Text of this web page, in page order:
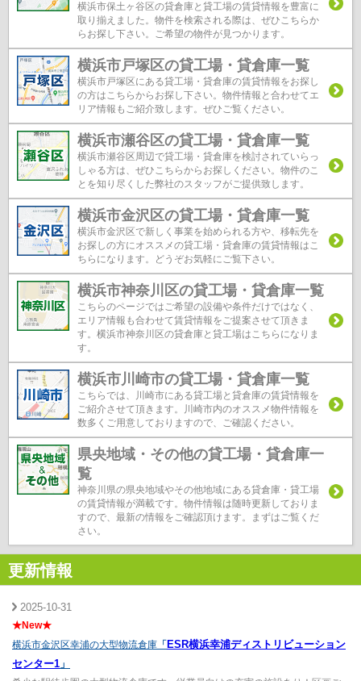
横浜市保土ヶ谷区の貸倉庫と貸工場の賃貸情報を豊富に
取り揃えました。物件を検索される際は、ぜひこちらか
らお探し下さい。ご希望の物件が見つかります。
横浜市戸塚区の貸工場・貸倉庫一覧
横浜市戸塚区にある貸工場・貸倉庫の賃貸情報をお探し
の方はこちらからお探し下さい。物件情報と合わせてエ
リア情報もご紹介致します。ぜひご覧ください。
横浜市瀬谷区の貸工場・貸倉庫一覧
横浜市瀬谷区周辺で貸工場・貸倉庫を検討されていらっ
しゃる方は、ぜひこちらからお探しください。物件のこ
とを知り尽くした弊社のスタッフがご提供致します。
横浜市金沢区の貸工場・貸倉庫一覧
横浜市金沢区で新しく事業を始められる方や、移転先を
お探しの方にオススメの貸工場・貸倉庫の賃貸情報はこ
ちらになります。どうぞお気軽にご覧下さい。
横浜市神奈川区の貸工場・貸倉庫一覧
こちらのページではご希望の設備や条件だけではなく、
エリア情報も合わせて賃貸情報をご提案させて頂きま
す。横浜市神奈川区の貸倉庫と貸工場はこちらになりま
す。
横浜市川崎市の貸工場・貸倉庫一覧
こちらでは、川崎市にある貸工場と貸倉庫の賃貸情報を
ご紹介させて頂きます。川崎市内のオススメ物件情報を
数多くご用意しておりますので、ご確認ください。
県央地域・その他の貸工場・貸倉庫一
覧
神奈川県の県央地域やその他地域にある貸倉庫・貸工場
の賃貸情報が満載です。物件情報は随時更新しておりま
すので、最新の情報をご確認頂けます。まずはご覧くだ
さい。
更新情報
2025-10-31
★New★
横浜市金沢区幸浦の大型物流倉庫 「 ESR横浜幸浦ディストリビューション
センター1 」